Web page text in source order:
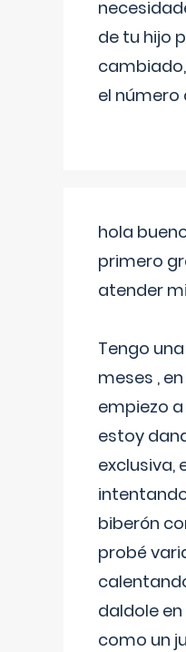
de tu hijo
el número
hola
primero
atender
Tengo
meses ,
empiezo
estoy
exclusiva,
biberón
probé
daldole
como un